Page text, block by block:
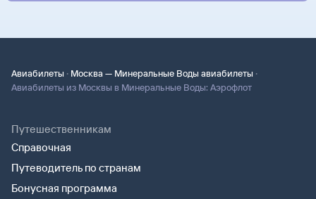
Авиабилеты · Москва — Минеральные Воды авиабилеты ·
Авиабилеты из Москвы в Минеральные Воды: Аэрофлот
Путешественникам
Справочная
Путеводитель по странам
Бонусная программа